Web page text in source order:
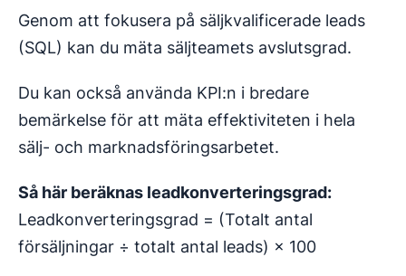
Genom att fokusera på säljkvalificerade leads
(SQL) kan du mäta säljteamets avslutsgrad.
Du kan också använda KPI:n i bredare
bemärkelse för att mäta effektiviteten i hela
sälj- och marknadsföringsarbetet.
Så här beräknas leadkonverteringsgrad:
Leadkonverteringsgrad = (Totalt antal
försäljningar ÷ totalt antal leads) × 100